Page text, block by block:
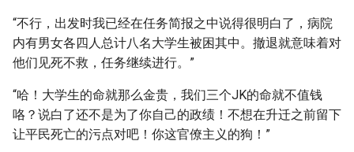
“不行，出发时我已经在任务简报之中说得很明白了，病院
内有男女各四人总计八名大学生被困其中。撤退就意味着对
他们见死不救，任务继续进行。”
“哈！大学生的命就那么金贵，我们三个JK的命就不值钱
咯？说白了还不是为了你自己的政绩！不想在升迁之前留下
让平民死亡的污点对吧！你这官僚主义的狗！”